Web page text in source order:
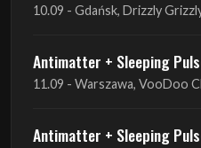
10.09 - Gdańsk, Drizzly
Antimatter + Sleeping
11.09 - Warszawa, VooDoo
Antimatter + Sleeping